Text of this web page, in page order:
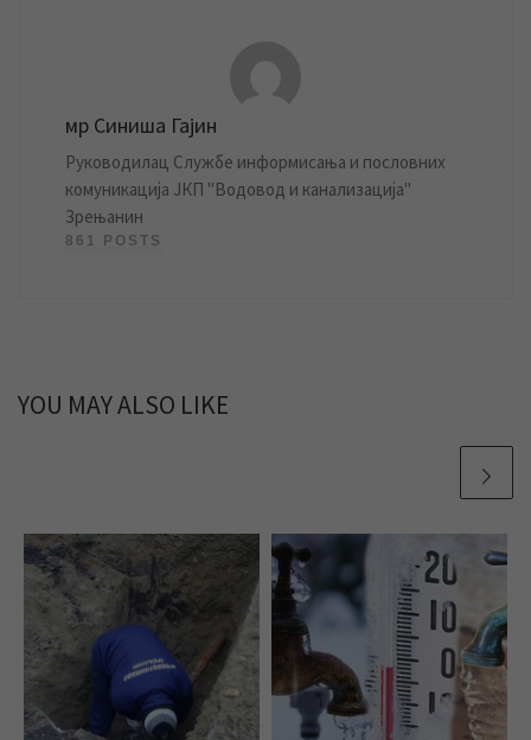
мр Синиша Гајин
Руководилац Службе информисања и пословних
комуникација ЈКП "Водовод и канализација"
Зрењанин
861 POSTS
YOU MAY ALSO LIKE